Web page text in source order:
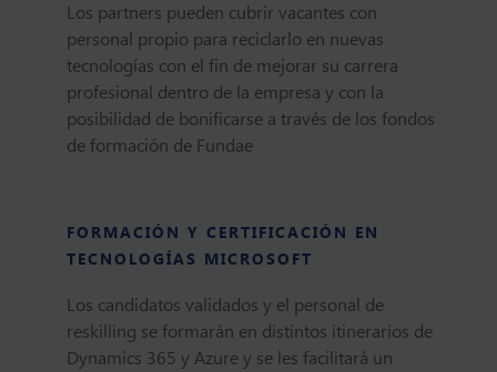
Los partners pueden cubrir vacantes con
personal propio para reciclarlo en nuevas
tecnologías con el fin de mejorar su carrera
profesional dentro de la empresa y con la
posibilidad de bonificarse a través de los fondos
de formación de Fundae
FORMACIÓN Y CERTIFICACIÓN EN
TECNOLOGÍAS MICROSOFT
Los candidatos validados y el personal de
reskilling se formarán en distintos itinerarios de
Dynamics 365 y Azure y se les facilitará un